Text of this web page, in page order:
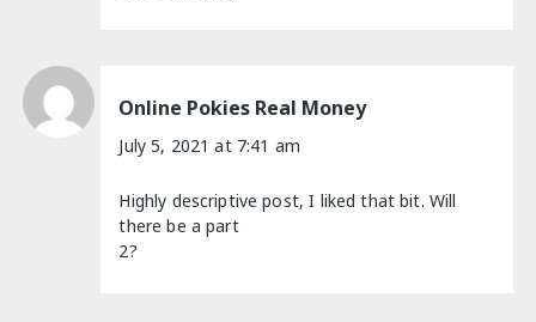
Online Pokies Real Money
July 5, 2021 at 7:41 am
Highly descriptive post, I liked that bit. Will
there be a part
2?